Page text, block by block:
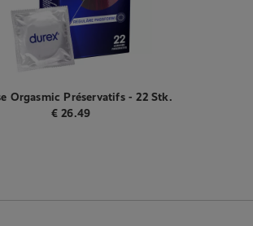
Orgasmic Préservatifs - 22 Stk.
€ 26.49